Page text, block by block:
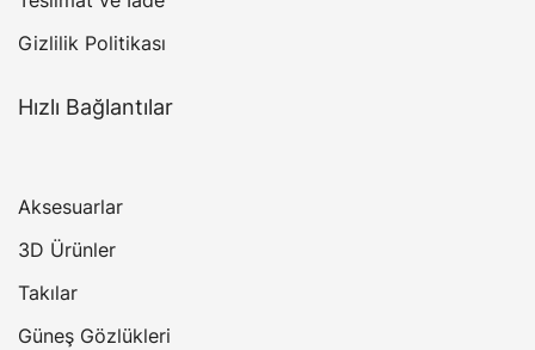
Gizlilik Politikası
Hızlı Bağlantılar
Aksesuarlar
3D Ürünler
Takılar
Güneş Gözlükleri